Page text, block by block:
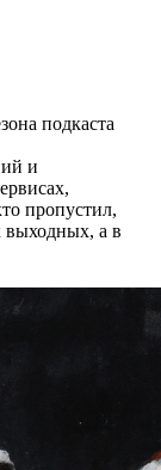
подкаста
и
пропустил,
выходных, а в